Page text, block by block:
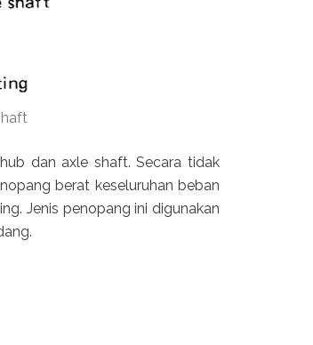
dan axle shaft. Secara tidak
berat keseluruhan beban
Jenis penopang ini digunakan